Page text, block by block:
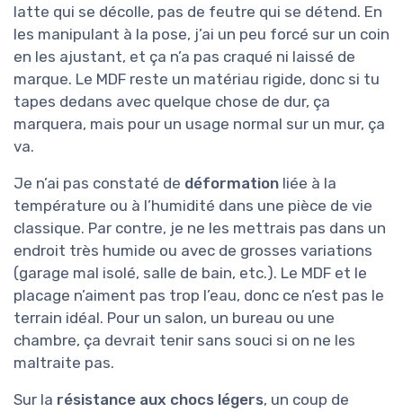
latte qui se décolle, pas de feutre qui se détend. En
les manipulant à la pose, j’ai un peu forcé sur un coin
en les ajustant, et ça n’a pas craqué ni laissé de
marque. Le MDF reste un matériau rigide, donc si tu
tapes dedans avec quelque chose de dur, ça
marquera, mais pour un usage normal sur un mur, ça
va.
Je n’ai pas constaté de déformation liée à la
température ou à l’humidité dans une pièce de vie
classique. Par contre, je ne les mettrais pas dans un
endroit très humide ou avec de grosses variations
(garage mal isolé, salle de bain, etc.). Le MDF et le
placage n’aiment pas trop l’eau, donc ce n’est pas le
terrain idéal. Pour un salon, un bureau ou une
chambre, ça devrait tenir sans souci si on ne les
maltraite pas.
Sur la résistance aux chocs légers, un coup de